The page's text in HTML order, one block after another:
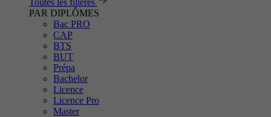
Toutes les filières
PAR DIPLÔMES
Bac PRO
CAP
BTS
BUT
Prépa
Bachelor
Licence
Licence Pro
Master